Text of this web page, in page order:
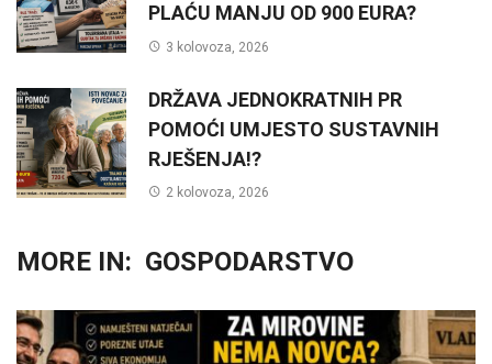
PLAĆU MANJU OD 900 EURA?
3 kolovoza, 2026
DRŽAVA JEDNOKRATNIH PR
POMOĆI UMJESTO SUSTAVNIH
RJEŠENJA!?
2 kolovoza, 2026
MORE IN: GOSPODARSTVO